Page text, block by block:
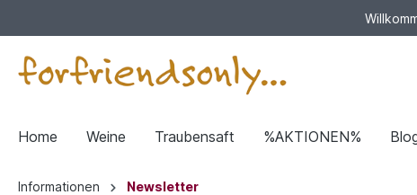
Home Weine Traubensaft %AKTIONEN%
Informationen Newsletter